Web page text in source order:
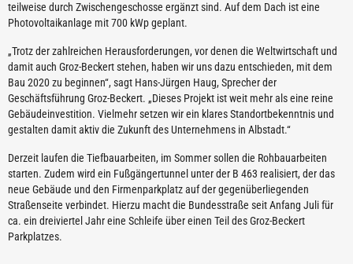
teilweise durch Zwischengeschosse ergänzt sind. Auf dem Dach ist eine
Photovoltaikanlage mit 700 kWp geplant.
„Trotz der zahlreichen Herausforderungen, vor denen die Weltwirtschaft und
damit auch Groz-Beckert stehen, haben wir uns dazu entschieden, mit dem
Bau 2020 zu beginnen“, sagt Hans-Jürgen Haug, Sprecher der
Geschäftsführung Groz-Beckert. „Dieses Projekt ist weit mehr als eine reine
Gebäudeinvestition. Vielmehr setzen wir ein klares Standortbekenntnis und
gestalten damit aktiv die Zukunft des Unternehmens in Albstadt.“
Derzeit laufen die Tiefbauarbeiten, im Sommer sollen die Rohbauarbeiten
starten. Zudem wird ein Fußgängertunnel unter der B 463 realisiert, der das
neue Gebäude und den Firmenparkplatz auf der gegenüberliegenden
Straßenseite verbindet. Hierzu macht die Bundesstraße seit Anfang Juli für
ca. ein dreiviertel Jahr eine Schleife über einen Teil des Groz-Beckert
Parkplatzes.